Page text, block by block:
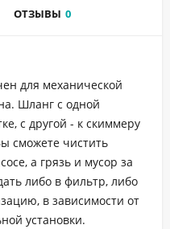
ОТЗЫВЫ 0
для механической
Шланг с одной
с другой - к скиммеру
сможете чистить
а грязь и мусор за
либо в фильтр, либо
в зависимости от
установки.